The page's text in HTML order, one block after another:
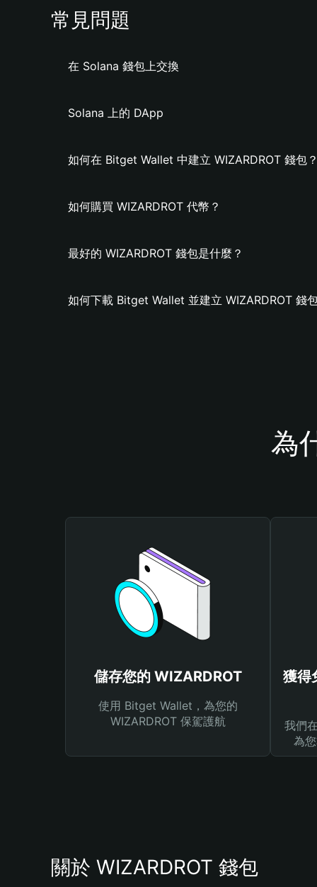
常見問題
在 Solana 錢包上交換
Solana 上的 DApp
如何在 Bitget Wallet 中建立 WIZARDROT 錢包
如何購買 WIZARDROT 代幣？
最好的 WIZARDROT 錢包是什麼？
如何下載 Bitget Wallet 並建立 WIZARDROT 錢
為
儲存您的 WIZARDROT
使用 Bitget Wallet，為您的
WIZARDROT 保駕護航
獲得
我們
為
關於 WIZARDROT 錢包